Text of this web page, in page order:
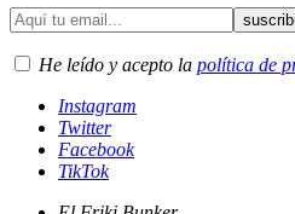
He leído y acepto la política de
Instagram
Twitter
Facebook
TikTok